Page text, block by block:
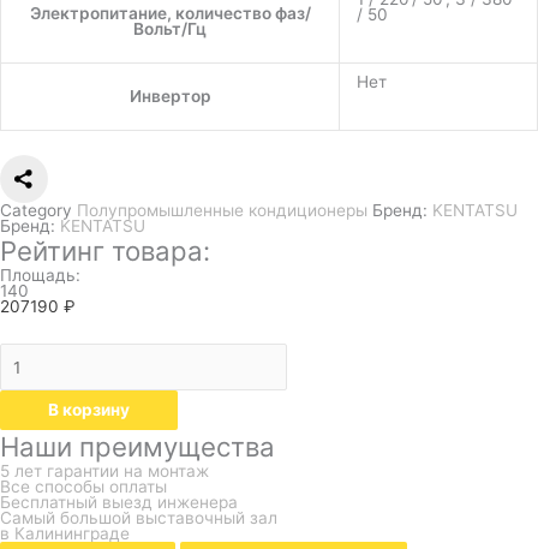
Электропитание, количество фаз/
Вольт/Гц
/ 50
Инвертор
Нет
Category Полупромышленные кондиционеры Бренд: KENTATSU
Бренд: KENTATSU
Рейтинг товара:
Площадь:
140
207190 ₽
В корзину
Наши преимущества
5 лет гарантии на монтаж
Все способы оплаты
Бесплатный выезд инженера
Самый большой выставочный зал
в Калининграде